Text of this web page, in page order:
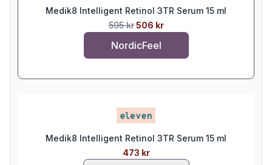
Medik8 Intelligent Retinol 3TR Serum 15 ml
595 kr 506 kr
NordicFeel
Medik8 Intelligent Retinol 3TR Serum 15 ml
473 kr